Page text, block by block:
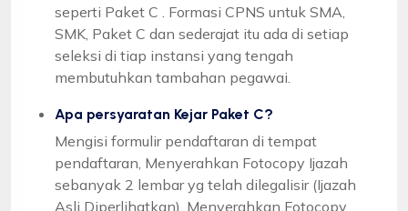
seperti Paket C . Formasi CPNS untuk SMA,
SMK, Paket C dan sederajat itu ada di setiap
seleksi di tiap instansi yang tengah
membutuhkan tambahan pegawai.
Apa persyaratan Kejar Paket C?
Mengisi formulir pendaftaran di tempat
pendaftaran, Menyerahkan Fotocopy Ijazah
sebanyak 2 lembar yg telah dilegalisir (Ijazah
Asli Diperlihatkan), Menyerahkan Fotocopy